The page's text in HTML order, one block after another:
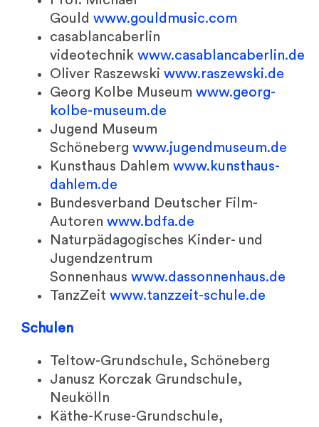
Gould www.gouldmusic.com
casablancaberlin
videotechnik www.casablancaberlin.de
Oliver Raszewski www.raszewski.de
Georg Kolbe Museum www.georg-
kolbe-museum.de
Jugend Museum
Schöneberg www.jugendmuseum.de
Kunsthaus Dahlem www.kunsthaus-
dahlem.de
Bundesverband Deutscher Film-
Autoren www.bdfa.de
Naturpädagogisches Kinder- und
Jugendzentrum
Sonnenhaus www.dassonnenhaus.de
TanzZeit www.tanzzeit-schule.de
Schulen
Teltow-Grundschule, Schöneberg
Janusz Korczak Grundschule,
Neukölln
Käthe-Kruse-Grundschule,